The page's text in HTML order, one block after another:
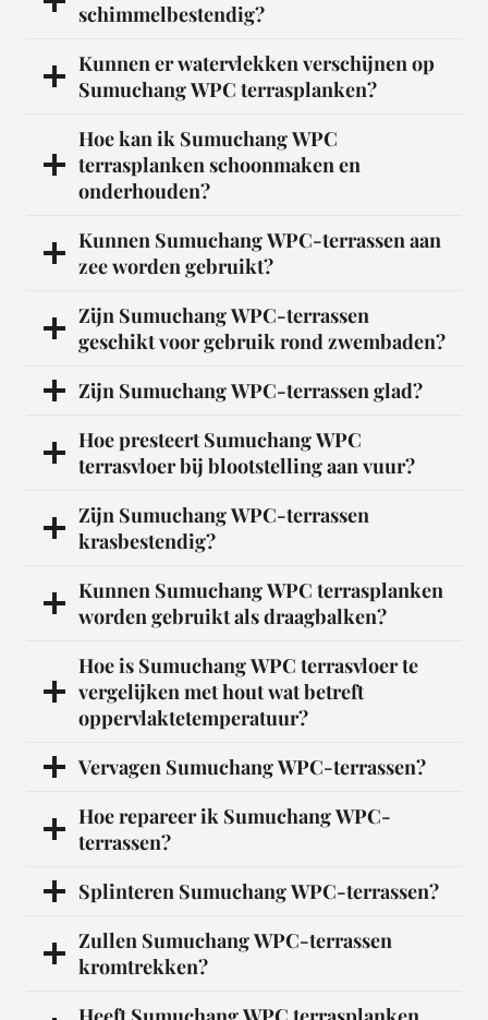
schimmelbestendig?
Kunnen er watervlekken verschijnen op
Sumuchang WPC terrasplanken?
Hoe kan ik Sumuchang WPC
terrasplanken schoonmaken en
onderhouden?
Kunnen Sumuchang WPC-terrassen aan
zee worden gebruikt?
Zijn Sumuchang WPC-terrassen
geschikt voor gebruik rond zwembaden?
Zijn Sumuchang WPC-terrassen glad?
Hoe presteert Sumuchang WPC
terrasvloer bij blootstelling aan vuur?
Zijn Sumuchang WPC-terrassen
krasbestendig?
Kunnen Sumuchang WPC terrasplanken
worden gebruikt als draagbalken?
Hoe is Sumuchang WPC terrasvloer te
vergelijken met hout wat betreft
oppervlaktetemperatuur?
Vervagen Sumuchang WPC-terrassen?
Hoe repareer ik Sumuchang WPC-
terrassen?
Splinteren Sumuchang WPC-terrassen?
Zullen Sumuchang WPC-terrassen
kromtrekken?